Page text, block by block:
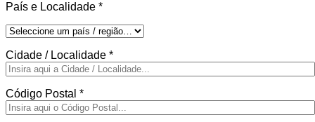
País e Localidade *
Cidade / Localidade *
Código Postal *